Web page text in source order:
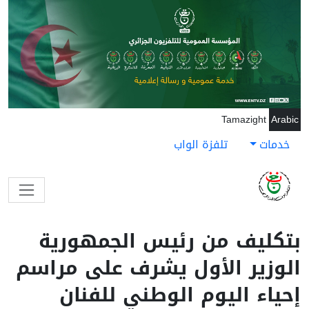
تجاوز إلى المحتوى الرئيسي
Arabic
Tamazight
خدمات تلفزة الواب
بتكليف من رئيس الجمهورية
الوزير الأول يشرف على مراسم
إحياء اليوم الوطني للفنان